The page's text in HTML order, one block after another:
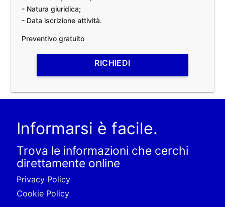
- Natura giuridica;
- Data iscrizione attività.
Preventivo gratuito
RICHIEDI
Informarsi è facile.
Trova le informazioni che cerchi
direttamente online
Privacy Policy
Cookie Policy